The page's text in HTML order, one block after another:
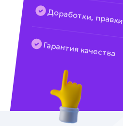
Доработки, правки
Гарантия качества